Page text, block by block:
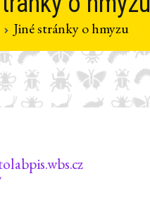
Jiné stránky o hmyzu